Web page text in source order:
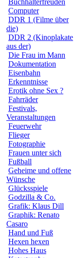
Buchhalterfreuden
Computer
DDR 1 (Filme über
die)
DDR 2 (Kinoplakate
aus der)
Die Frau im Mann
Dokumentation
Eisenbahn
Erkenntnisse
Erotik ohne Sex ?
Fahrräder
Festivals,
Veranstaltungen
Feuerwehr
Flieger
Fotographie
Frauen unter sich
Fußball
Geheime und offene
Wünsche
Glücksspiele
Godzilla & Co.
Grafik: Klaus Dill
Graphik: Renato
Casaro
Hand und Fuß
Hexen hexen
Hohes Haus